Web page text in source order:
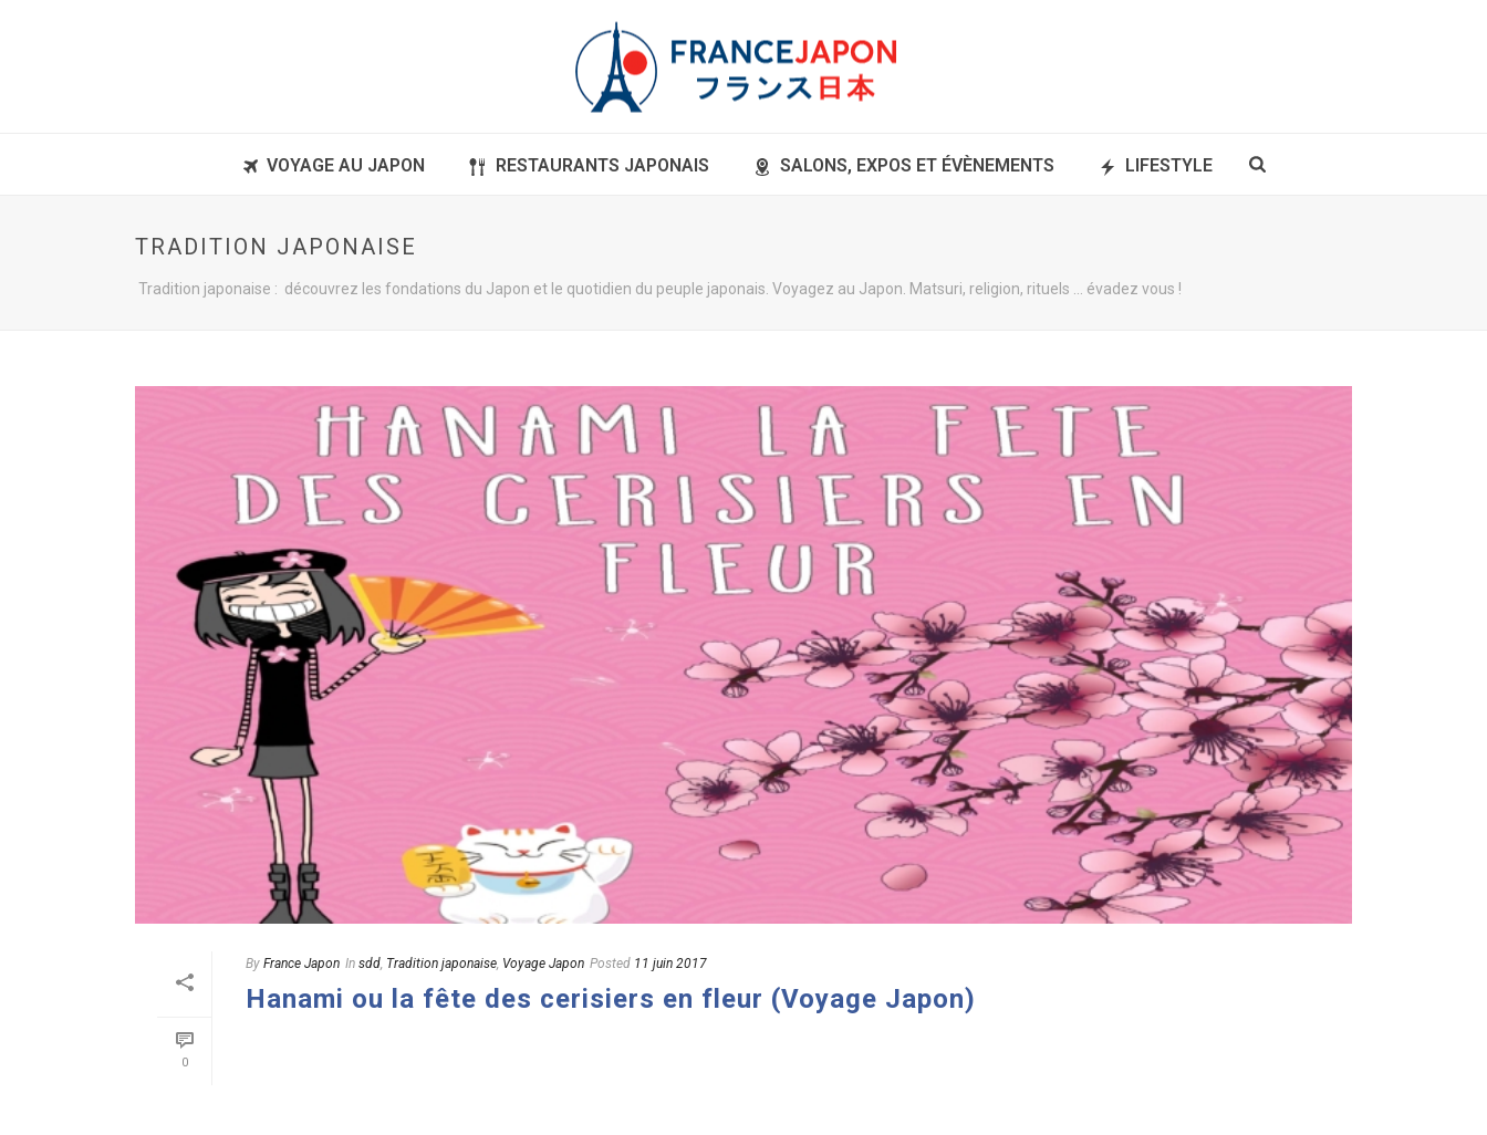
VOYAGE AU JAPON RESTAURANTS JAPONAIS SALONS, EXPOS ET ÉVÈNEMENTS LIFESTYLE
TRADITION JAPONAISE
Tradition japonaise : découvrez les fondations du Japon et le quotidien du peuple japonais. Voyagez au Japon. Matsuri, religion, rituels … évadez vous !
0
By France Japon In sdd, Tradition japonaise, Voyage Japon Posted 11 juin 2017
Hanami ou la fête des cerisiers en fleur (Voyage Japon)